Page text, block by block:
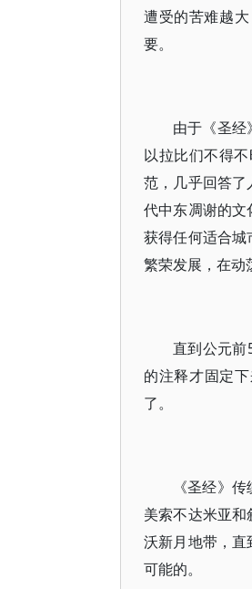
遭受的苦难越
要。
由于《圣
以拉比们不得
范，几乎回答
代中东凋谢的
获得任何适合
繁荣发展，在动
直到公元前
的注释才固定
了。
《圣经》
美索不达米亚
沃新月地带，
可能的。